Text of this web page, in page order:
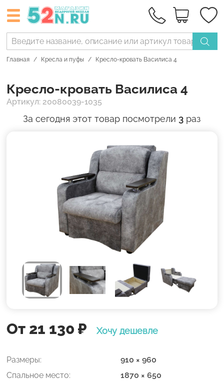
Главная Кресла и пуфы Кресло-кровать Василиса 4
Кресло-кровать Василиса 4
Артикул: 20080039-1035
За сегодня этот товар посмотрели 3 раз
От 21 130 ₽ Хочу дешевле
Размеры:
910 × 960
Спальное место:
1870 × 650